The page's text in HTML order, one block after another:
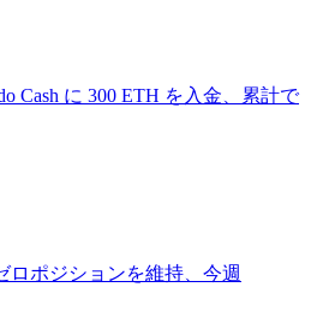
Cash に 300 ETH を入金、累計で
ロポジションを維持、今週